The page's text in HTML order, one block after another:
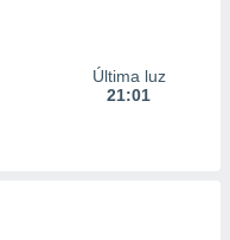
Última luz
21:01